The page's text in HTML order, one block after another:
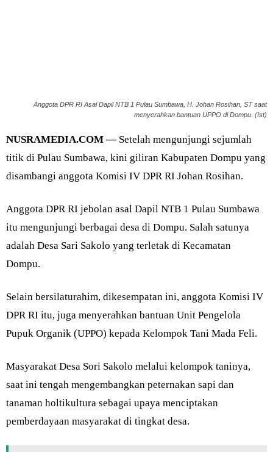
Anggota DPR RI Asal Dapil NTB 1 Pulau Sumbawa, H. Johan Rosihan, ST saat
menyerahkan bantuan UPPO di Dompu. (Ist)
NUSRAMEDIA.COM —Setelah mengunjungi sejumlah
titik di Pulau Sumbawa, kini giliran Kabupaten Dompu yang
disambangi anggota Komisi IV DPR RI Johan Rosihan.
Anggota DPR RI jebolan asal Dapil NTB 1 Pulau Sumbawa
itu mengunjungi berbagai desa di Dompu. Salah satunya
adalah Desa Sari Sakolo yang terletak di Kecamatan
Dompu.
Selain bersilaturahim, dikesempatan ini, anggota Komisi IV
DPR RI itu, juga menyerahkan bantuan Unit Pengelola
Pupuk Organik (UPPO) kepada Kelompok Tani Mada Feli.
Masyarakat Desa Sori Sakolo melalui kelompok taninya,
saat ini tengah mengembangkan peternakan sapi dan
tanaman holtikultura sebagai upaya menciptakan
pemberdayaan masyarakat di tingkat desa.